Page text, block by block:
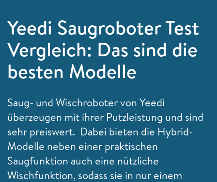
Yeedi Saugroboter Test
Vergleich: Das sind die
besten Modelle
Saug- und Wischroboter von Yeedi
überzeugen mit ihrer Putzleistung und sind
sehr preiswert. Dabei bieten die Hybrid-
Modelle neben einer praktischen
Saugfunktion auch eine nützliche
Wischfunktion, sodass sie in nur einem